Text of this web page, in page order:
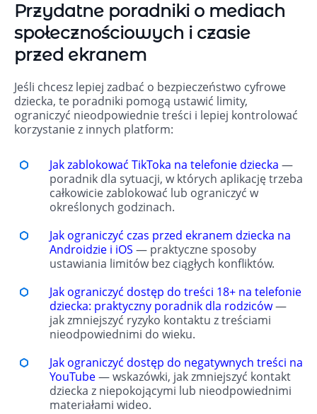
Przydatne poradniki o mediach
społecznościowych i czasie
przed ekranem
Jeśli chcesz lepiej zadbać o bezpieczeństwo cyfrowe
dziecka, te poradniki pomogą ustawić limity,
ograniczyć nieodpowiednie treści i lepiej kontrolować
korzystanie z innych platform:
Jak zablokować TikToka na telefonie dziecka —
poradnik dla sytuacji, w których aplikację trzeba
całkowicie zablokować lub ograniczyć w
określonych godzinach.
Jak ograniczyć czas przed ekranem dziecka na
Androidzie i iOS — praktyczne sposoby
ustawiania limitów bez ciągłych konfliktów.
Jak ograniczyć dostęp do treści 18+ na telefonie
dziecka: praktyczny poradnik dla rodziców—
jak zmniejszyć ryzyko kontaktu z treściami
nieodpowiednimi do wieku.
Jak ograniczyć dostęp do negatywnych treści na
YouTube— wskazówki, jak zmniejszyć kontakt
dziecka z niepokojącymi lub nieodpowiednimi
materiałami wideo.